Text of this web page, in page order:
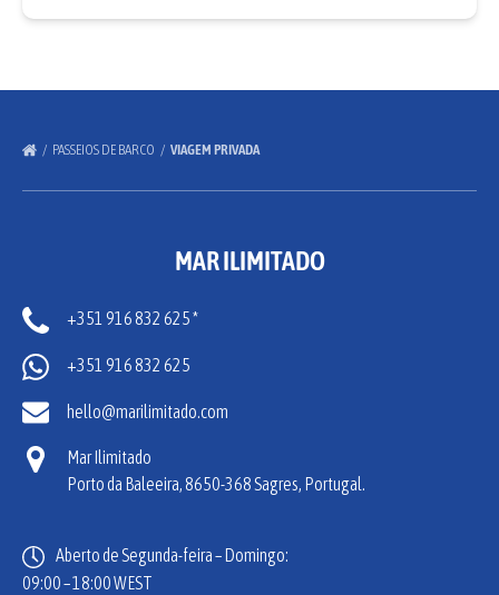
PASSEIOS DE BARCO VIAGEM PRIVADA
MAR ILIMITADO
+351 916 832 625 *
+351 916 832 625
hello@marilimitado.com
Mar Ilimitado
Porto da Baleeira, 8650-368 Sagres, Portugal.
Aberto de Segunda-feira – Domingo:
09:00 – 18:00 WEST